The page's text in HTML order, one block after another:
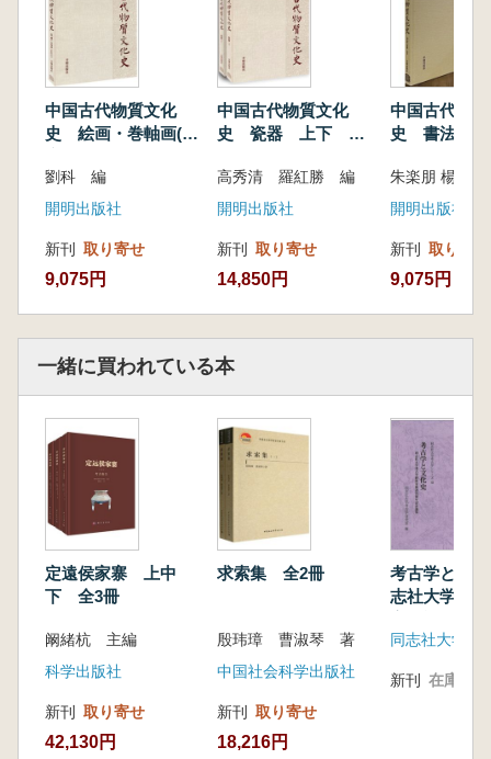
中国古代物質文化
史 絵画・巻軸画(晋
劉科 編
開明出版社
新刊 取り寄せ
9,075円
中国古代物質文化
史 瓷器 上下 全2
高秀清 羅紅勝 編
開明出版社
新刊 取り寄せ
14,850円
中国古代物
史 書法・簡
朱楽朋 楊磊
開明出版社
新刊 取り寄せ
9,075円
一緒に買われている本
定遠侯家寨 上中
下 全3冊
阚緒杭 主編
科学出版社
新刊 取り寄せ
42,130円
求索集 全2冊
殷玮璋 曹淑琴 著
中国社会科学出版社
新刊 取り寄せ
18,216円
考古学と文
志社大学考
集
新刊 在庫なし